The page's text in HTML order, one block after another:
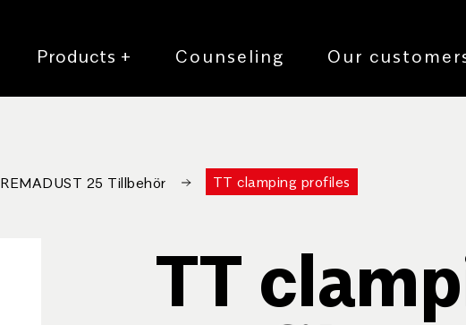
Products + Counseling Our
REMADUST 25 Tillbehör TT clamping profiles
TT